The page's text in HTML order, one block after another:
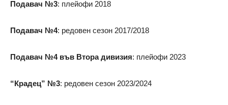
Подавач №3: плейофи 2018
Подавач №4: редовен сезон 2017/2018
Подавач №4 във Втора дивизия: плейофи 2023
“Крадец” №3: редовен сезон 2023/2024